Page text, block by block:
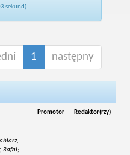
sekund).
1 następny
Promotor Redaktor(rzy)
Rafał;
- -